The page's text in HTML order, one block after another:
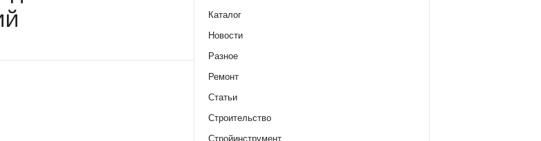
Каталог
Новости
Разное
Ремонт
Статьи
Строительство
Стройинструмент